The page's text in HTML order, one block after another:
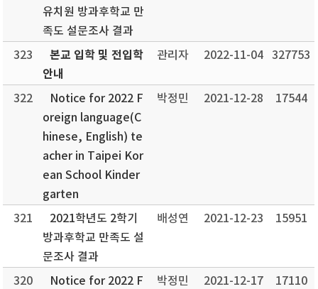
유치원 방과후학교 만
족도 설문조사 결과
323
본교 입학 및 전입학
안내
관리자 2022-11-04 327753
322
Notice for 2022 F
oreign language(C
hinese, English) te
acher in Taipei Kor
ean School Kinder
garten
박정민 2021-12-28 17544
321
2021학년도 2학기
방과후학교 만족도 설
문조사 결과
배성연 2021-12-23 15951
320
Notice for 2022 F
박정민 2021-12-17 17110